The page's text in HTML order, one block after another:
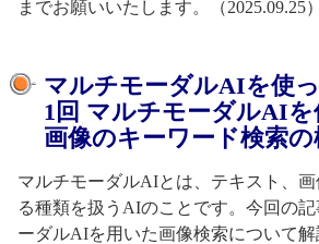
までお願いいたします。（2025.09.25）
マルチモーダルAIを使
1回 マルチモーダルAI
画像のキーワード検索の
マルチモーダルAIとは、テキスト、
る種類を扱うAIのことです。今回の
ーダルAIを用いた画像検索について